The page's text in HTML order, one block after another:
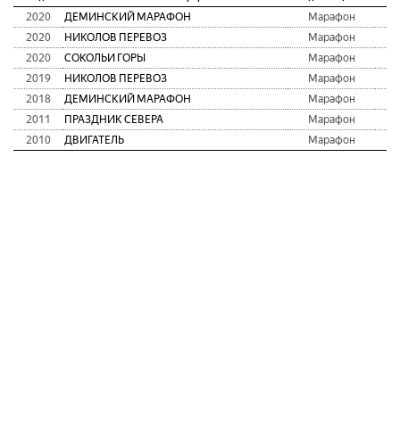
2020 ДЕМИНСКИЙ МАРАФОН Марафон
2020
НИКОЛОВ ПЕРЕВОЗ Марафон
2020
СОКОЛЬИ ГОРЫ Марафон
2019
НИКОЛОВ ПЕРЕВОЗ Марафон
2018
ДЕМИНСКИЙ МАРАФОН Марафон
2011
ПРАЗДНИК СЕВЕРА Марафон
2010
ДВИГАТЕЛЬ Марафон